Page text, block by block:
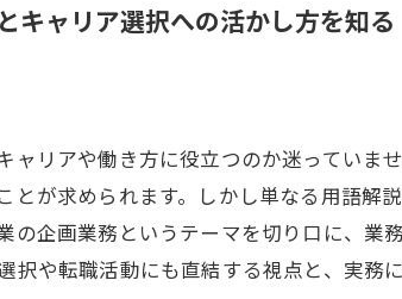
キャリア選択への活かし方を知る
リアや働き方に役立つのか迷っていま
とが求められます。しかし単なる用語解
の企画業務というテーマを切り口に、
や転職活動にも直結する視点と、実務